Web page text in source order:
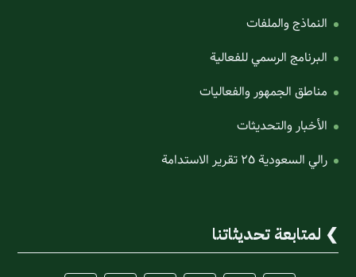
النماذج والملفات
البرنامج الرسمي للفعالية
مناطق الجمهور والفعاليات
الأخبار والتحديثات
رالي السعودية ٢٥ تقرير الاستدامة
لمتابعة تحديثاتنا